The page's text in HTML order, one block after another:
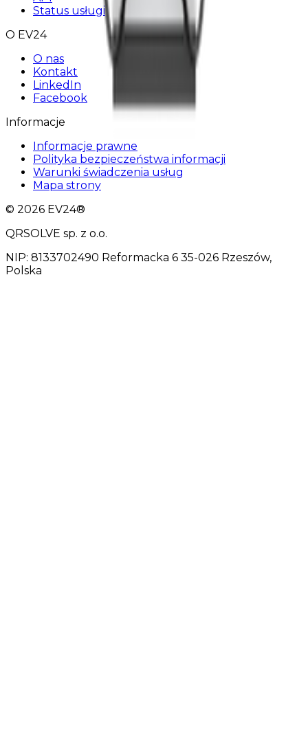
Status usługi
O EV24
O nas
Kontakt
LinkedIn
Facebook
Informacje
Informacje prawne
Polityka bezpieczeństwa informacji
Warunki świadczenia usług
Mapa strony
© 2026 EV24®
QRSOLVE sp. z o.o.
NIP: 8133702490 Reformacka 6 35-026 Rzeszów,
Polska